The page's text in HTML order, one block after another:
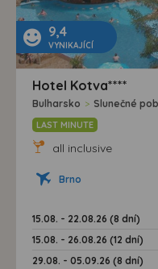
9,4
VYNIKAJÍCÍ
Hotel Kotva****
Bulharsko > Slunečné
LAST MINUTE
all inclusive
Brno
15.08. - 22.08.26 (8 dní)
15.08. - 26.08.26 (12 dní)
29.08. - 05.09.26 (8 dní)